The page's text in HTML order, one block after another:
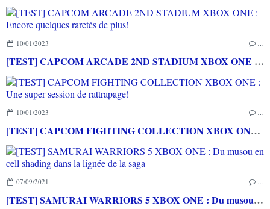
10/01/2023 …
[TEST] CAPCOM ARCADE 2ND STADIUM XBOX ONE : Encore quelques raretés de plus!
10/01/2023 …
[TEST] CAPCOM FIGHTING COLLECTION XBOX ONE : Une super session de rattrapage!
07/09/2021 …
[TEST] SAMURAI WARRIORS 5 XBOX ONE : Du musou en cell shading dans la lignée de la saga